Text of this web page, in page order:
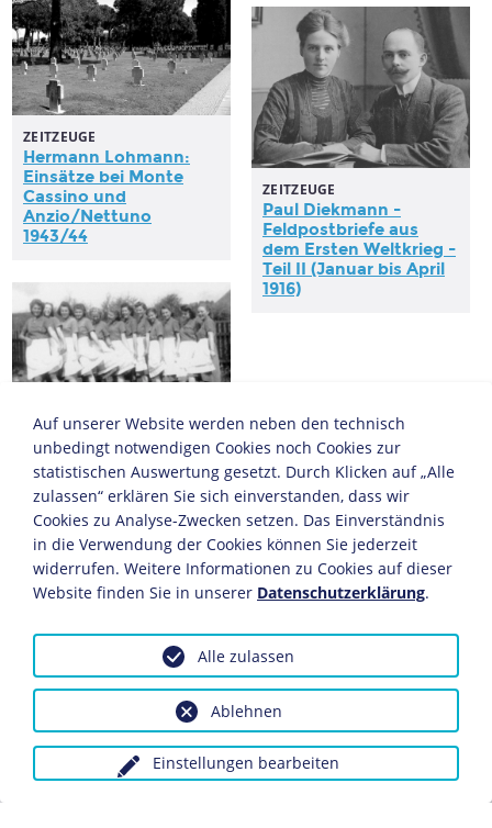
ZEITZEUGE
Hermann Lohmann:
Einsätze bei Monte
Cassino und
Anzio/Nettuno
1943/44
ZEITZEUGE
Paul Diekmann -
Feldpostbriefe aus
dem Ersten Weltkrieg -
Teil II (Januar bis April
1916)
ZEITZEUGE
Ursula Sabel:
Reichsarbeits- und
Kriegshilfdienst
Datenschutz Kontakt
Auf unserer Website werden neben den technisch
unbedingt notwendigen Cookies noch Cookies zur
statistischen Auswertung gesetzt. Durch Klicken auf „Alle
zulassen“ erklären Sie sich einverstanden, dass wir
Cookies zu Analyse-Zwecken setzen. Das Einverständnis
in die Verwendung der Cookies können Sie jederzeit
widerrufen. Weitere Informationen zu Cookies auf dieser
Website finden Sie in unserer Datenschutzerklärung.
Einstellungen bearbeiten
Ablehnen
Alle zulassen